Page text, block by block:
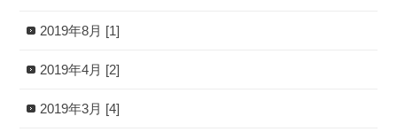
2019年8月 [1]
2019年4月 [2]
2019年3月 [4]